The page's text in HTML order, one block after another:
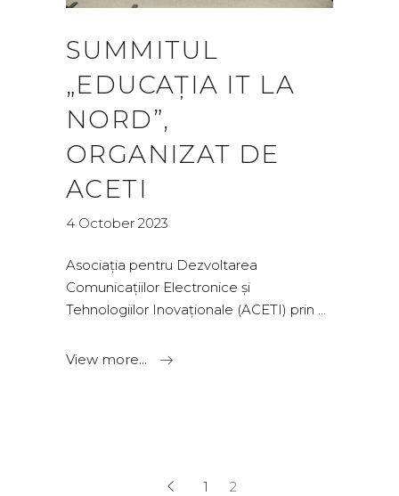
SUMMITUL
„EDUCAȚIA IT LA
NORD”,
ORGANIZAT DE
ACETI
4 October 2023
Asociația pentru Dezvoltarea
Comunicațiilor Electronice și
Tehnologiilor Inovaționale (ACETI) prin
View more...
1 2